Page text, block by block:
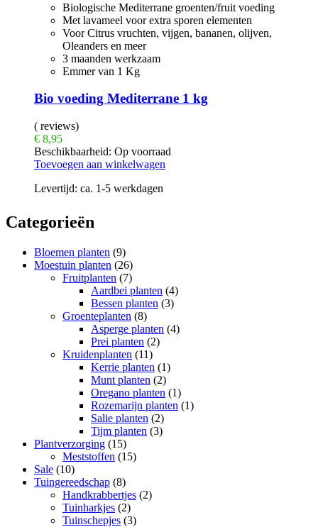
Biologische Mediterrane groenten/fruit voeding
Met lavameel voor extra sporen elementen
Voor Citrus vruchten, vijgen, bananen, olijven,
Oleanders en meer
3 maanden werkzaam
Emmer van 1 Kg
Bio voeding Mediterrane 1 kg
( reviews)
€ 8,95
Beschikbaarheid: Op voorraad
Toevoegen aan winkelwagen
Levertijd: ca. 1-5 werkdagen
Categorieën
Bloemen planten (9)
Moestuin planten (26)
Fruitplanten (7)
Aardbei planten (4)
Bessen planten (3)
Groenteplanten (8)
Asperge planten (4)
Prei planten (2)
Kruidenplanten (11)
Kerrie planten (1)
Munt planten (2)
Oregano planten (1)
Rozemarijn planten (1)
Salie planten (2)
Tijm planten (3)
Plantverzorging (15)
Meststoffen (15)
Sale (10)
Tuingereedschap (8)
Handkrabbertjes (2)
Tuinharkjes (2)
Tuinschepjes (3)